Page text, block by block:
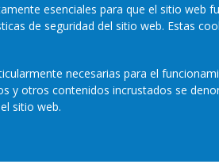
esenciales para que el sitio
de seguridad del sitio web. Estas
necesarias para el
y otros contenidos incrustados se
sitio web.